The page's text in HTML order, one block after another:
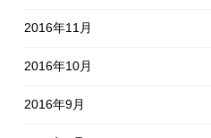
2016年11月
2016年10月
2016年9月